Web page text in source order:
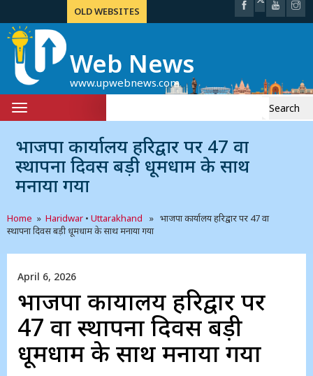
OLD WEBSITES
Web News
www.upwebnews.com
Toggle
navigation
भाजपा कार्यालय हरिद्वार पर 47 वा
स्थापना दिवस बड़ी धूमधाम के साथ
मनाया गया
Home » Haridwar • Uttarakhand » भाजपा कार्यालय हरिद्वार पर 47 वा
स्थापना दिवस बड़ी धूमधाम के साथ मनाया गया
April 6, 2026
भाजपा कार्यालय हरिद्वार पर
47 वा स्थापना दिवस बड़ी
धूमधाम के साथ मनाया गया